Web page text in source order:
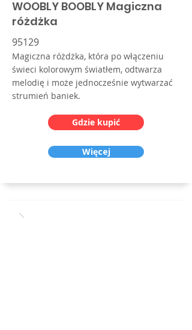
WOOBLY BOOBLY Magiczna
różdżka
95129
Magiczna różdżka, która po włączeniu
świeci kolorowym światłem, odtwarza
melodię i może jednocześnie wytwarzać
strumień baniek.
Gdzie kupić
Więcej